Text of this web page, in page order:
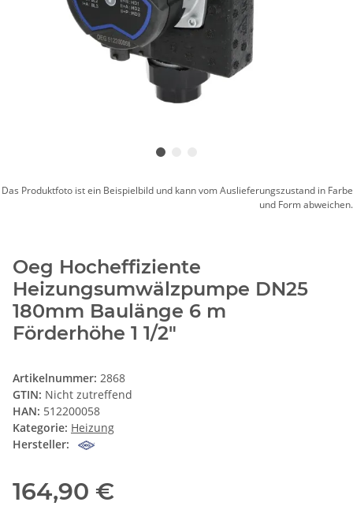
Das Produktfoto ist ein Beispielbild und kann vom Auslieferungszustand in Farbe
und Form abweichen.
Oeg Hocheffiziente
Heizungsumwälzpumpe DN25
180mm Baulänge 6 m
Förderhöhe 1 1/2"
Artikelnummer: 2868
GTIN: Nicht zutreffend
HAN: 512200058
Kategorie: Heizung
Hersteller:
164,90 €